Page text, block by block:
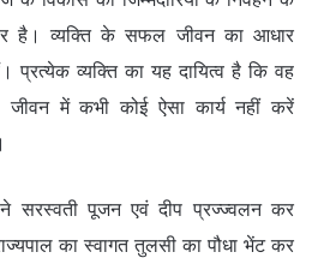
है। व्यक्ति के सफल जीवन का आधार
प्रत्येक व्यक्ति का यह दायित्व है कि वह
जीवन में कभी कोई ऐसा कार्य नहीं करें
पूजन एवं दीप प्रज्ज्वलन कर
का स्वागत तुलसी का पौधा भेंट कर